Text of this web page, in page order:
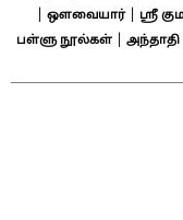
ஔவையார்| ஸ்ரீ
பள்ளு நூல்கள்|